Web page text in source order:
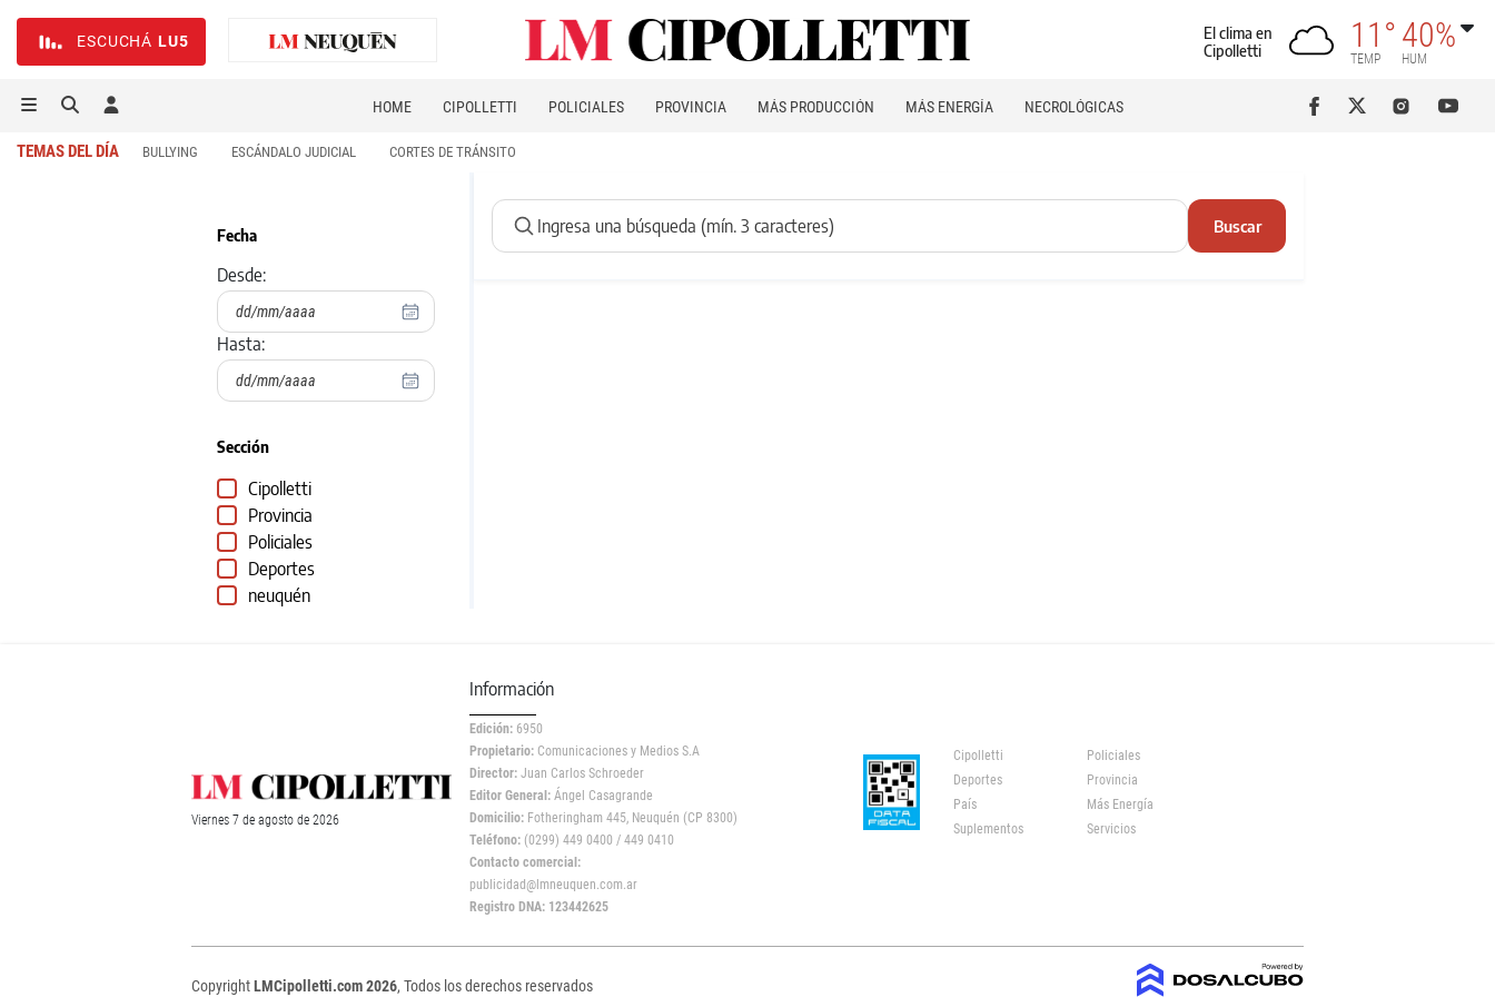
ESCUCHÁ LU5
El clima en
Cipolletti
11°
TEMP
40%
HUM
HOME CIPOLLETTI POLICIALES PROVINCIA MÁS PRODUCCIÓN MÁS ENERGÍA NECROLÓGICAS
TEMAS DEL DÍA BULLYING ESCÁNDALO JUDICIAL CORTES DE TRÁNSITO
Fecha
Desde:
Hasta:
Sección
Cipolletti
Provincia
Policiales
Deportes
neuquén
Buscar
Viernes 7 de agosto de 2026
Información
Edición: 6950
Propietario: Comunicaciones y Medios S.A
Director: Juan Carlos Schroeder
Editor General: Ángel Casagrande
Domicilio: Fotheringham 445, Neuquén (CP 8300)
Teléfono: (0299) 449 0400 / 449 0410
Contacto comercial:
publicidad@lmneuquen.com.ar
Registro DNA: 123442625
Cipolletti
Policiales
Deportes
Provincia
País
Más Energía
Suplementos
Servicios
CopyrightLMCipolletti.com 2026, Todos los derechos reservados